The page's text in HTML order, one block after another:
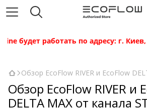
работать по адресу: г. Киев,
Обзор EcoFlow RIVER и EcoFlow
Обзор EcoFlow RIVER и
DELTA MAX от канала